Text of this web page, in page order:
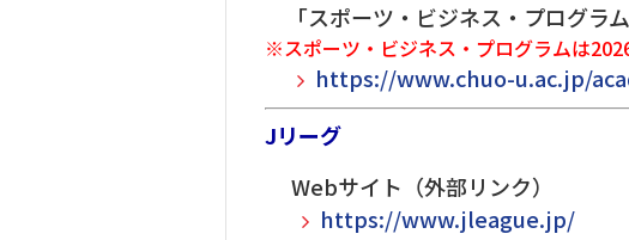
「スポーツ・ビジネス・プログラ
※スポーツ・ビジネス・プログラムは
https://www.chuo-u.ac.jp/
Jリーグ
Webサイト（外部リンク）
https://www.jleague.jp/